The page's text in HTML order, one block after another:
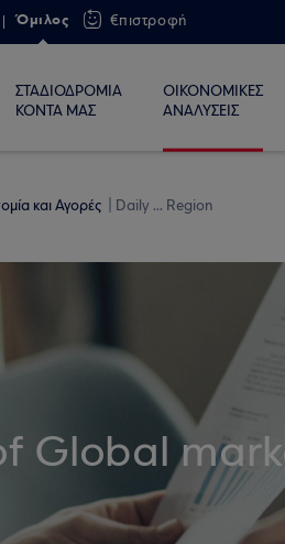
Όμιλος €πιστροφή
ΣΤΑΔΙΟΔΡΟΜΙΑ
ΚΟΝΤΑ ΜΑΣ
ΟΙΚΟΝΟΜΙΚΕΣ
ΑΝΑΛΥΣΕΙΣ
και Αγορές Daily ... Region
Global